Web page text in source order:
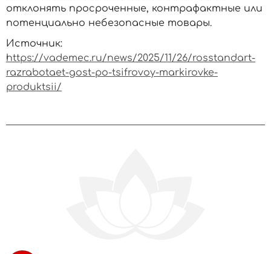
отклонять просроченные, контрафактные или
потенциально небезопасные товары.
Источник:
https://vademec.ru/news/2025/11/26/rosstandart-
razrabotaet-gost-po-tsifrovoy-markirovke-
produktsii/